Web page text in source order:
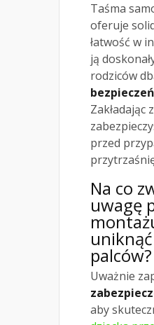
Taśma
oferuje
łatwość w
ją
rodziców
Zakładając
przed
Na co
uwagę
palców?
Uważnie
aby